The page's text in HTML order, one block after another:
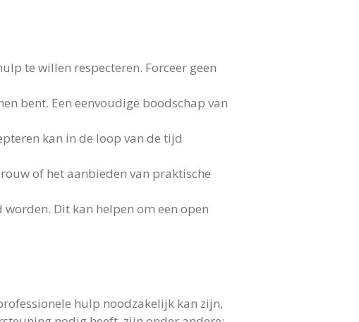
te willen respecteren. Forceer geen
bent. Een eenvoudige boodschap van
kan in de loop van de tijd
of het aanbieden van praktische
Dit kan helpen om een open
hulp noodzakelijk kan zijn,